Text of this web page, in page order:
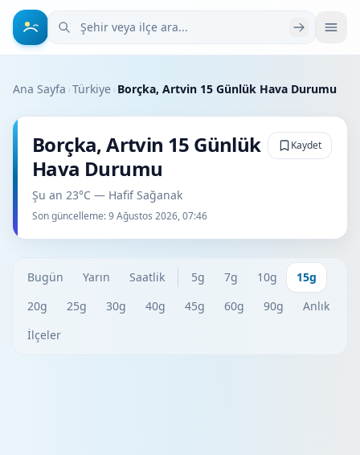
Şehir veya ilçe ara
Ana Sayfa ›Türkiye› Borçka, Artvin 15 Günlük Hava Durumu
Borçka, Artvin 15 Günlük
Hava Durumu
Şu an 23°C — Hafif Sağanak
Son güncelleme:9 Ağustos 2026, 07:46
Kaydet
Bugün Yarın Saatlik 5g 7g 10g
15g
20g
25g 30g 40g 45g 60g 90g
Anlık
İlçeler